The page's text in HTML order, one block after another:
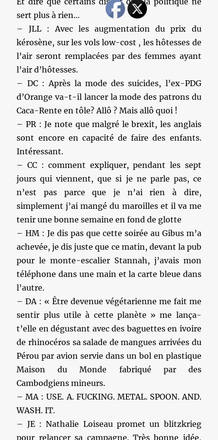
sert plus à rien…
– JLL : Avec les augmentation du prix du
kérosène, sur les vols low-cost , les hôtesses de
l’air seront remplacées par des femmes ayant
l’air d’hôtesses.
– DC : Après la mode des suicides, l’ex-PDG
d’Orange va-t-il lancer la mode des patrons du
Caca-Rente en tôle? Allô ? Mais allô quoi !
– PR : Je note que malgré le brexit, les anglais
sont encore en capacité de faire des enfants.
Intéressant.
– CC : comment expliquer, pendant les sept
jours qui viennent, que si je ne parle pas, ce
n’est pas parce que je n’ai rien à dire,
simplement j’ai mangé du maroilles et il va me
tenir une bonne semaine en fond de glotte
– HM : Je dis pas que cette soirée au Gibus m’a
achevée, je dis juste que ce matin, devant la pub
pour le monte-escalier Stannah, j’avais mon
téléphone dans une main et la carte bleue dans
l’autre.
– DA : « Être devenue végétarienne me fait me
sentir plus utile à cette planète » me lança-
t’elle en dégustant avec des baguettes en ivoire
de rhinocéros sa salade de mangues arrivées du
Pérou par avion servie dans un bol en plastique
Maison du Monde fabriqué par des
Cambodgiens mineurs.
– MA : USE. A. FUCKING. METAL. SPOON. AND.
WASH. IT.
– JE : Nathalie Loiseau promet un blitzkrieg
pour relancer sa campagne. Très bonne idée,